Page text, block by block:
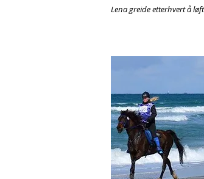
Lena greide etterhvert å